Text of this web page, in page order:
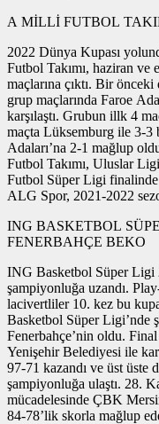
A MİLLİ FUTBOL
2022 Dünya Kupası
Futbol Takımı, haziran
maçlarına çıktı. Bir
grup maçlarında Faroe
karşılaştı. Grubun illk 4
maçta Lüksemburg ile 3-3
Adaları’na 2-1 mağlup
Futbol Takımı, Uluslar
Futbol Süper Ligi
ALG Spor, 2021-2022
ING BASKETBOL
FENERBAHÇE BEKO
ING Basketbol Süper Ligi
şampiyonluğa uzandı.
lacivertliler 10. kez bu
Basketbol Süper Ligi’nde
Fenerbahçe’nin oldu.
Yenişehir Belediyesi ile
97-71 kazandı ve üst üste
şampiyonluğa ulaştı. 28.
mücadelesinde ÇBK
84-78’lik skorla mağlup